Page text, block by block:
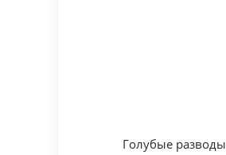
Голубые разводы